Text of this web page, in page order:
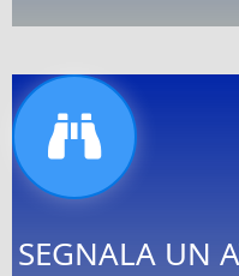
SEGNALA UN